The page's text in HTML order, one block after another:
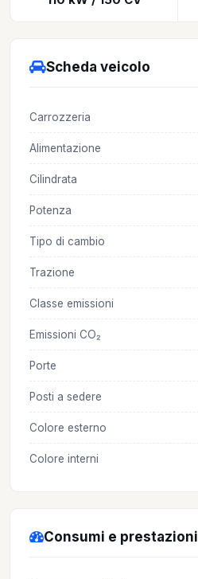
Scheda veicolo
Carrozzeria
Alimentazione
Cilindrata
Potenza
Tipo di cambio
Trazione
Classe emissioni
Emissioni CO₂
Porte
Posti a sedere
Colore esterno
Colore interni
Consumi e prestazioni